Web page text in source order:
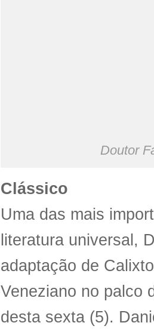
Doutor
Clássico
Uma das mais
literatura universal,
adaptação de
Veneziano no palco
desta sexta (5).